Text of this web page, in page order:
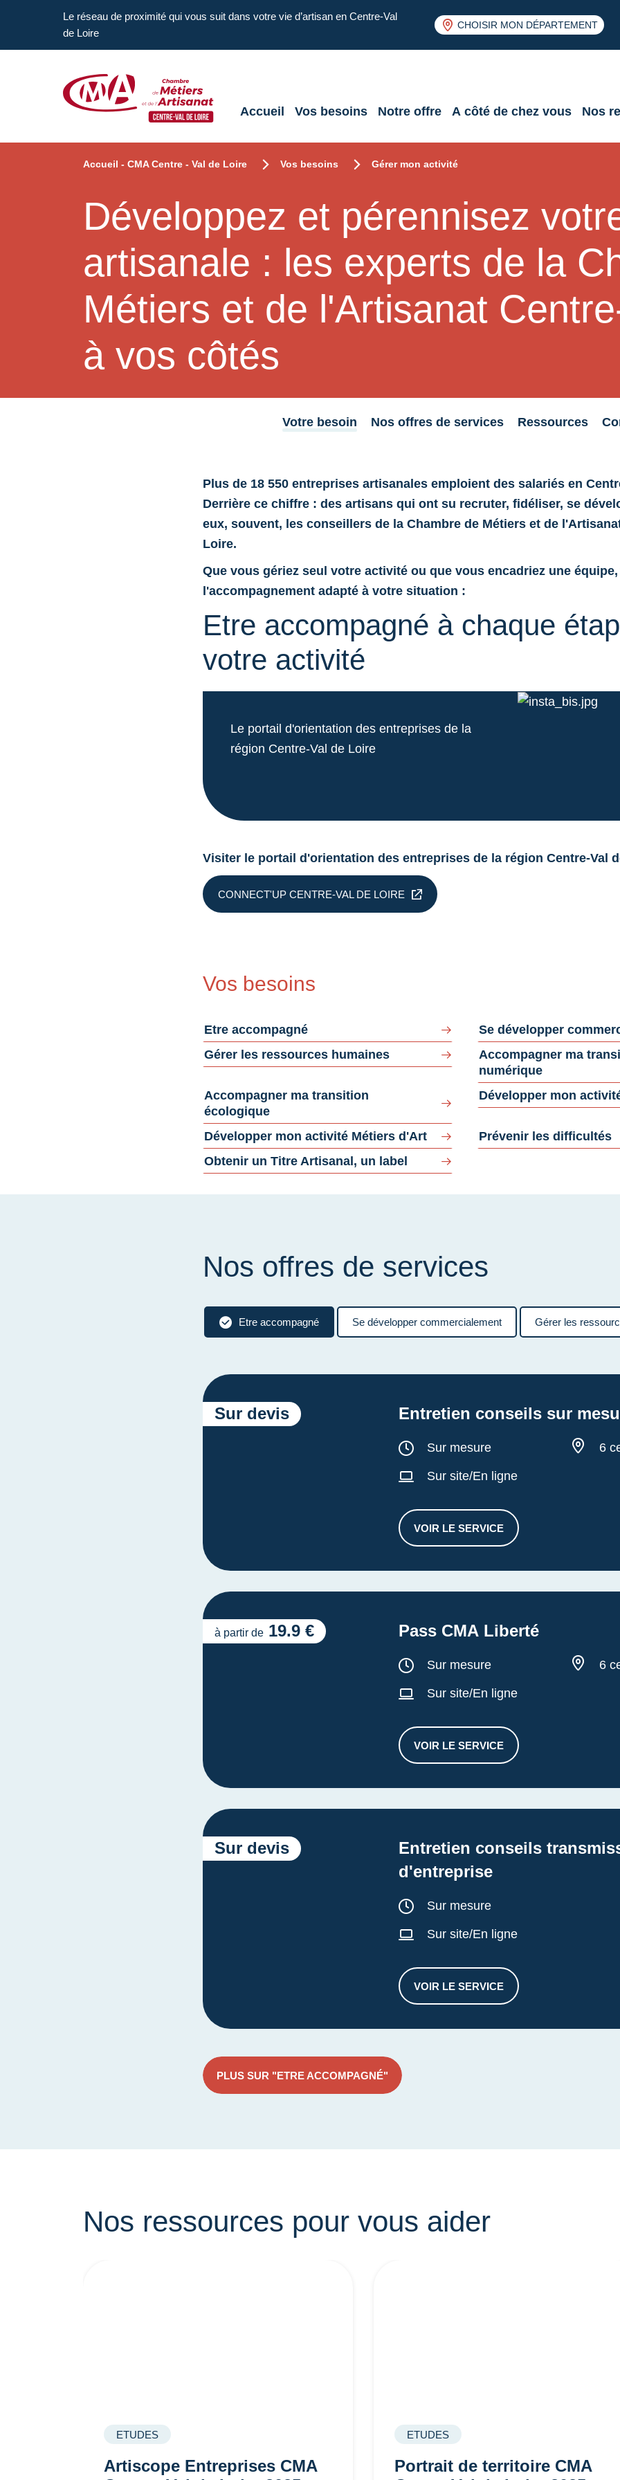
Aller en haut de page
Le réseau de proximité qui vous suit dans votre vie d’artisan en Centre-Val
de Loire
CHOISIR MON DÉPARTEMENT
Accueil Vos besoins Notre offre A côté de chez vous Nos
Accueil - CMA Centre - Val de Loire Vos besoins Gérer mon activité
Développez et pérennisez
artisanale : les experts de la
Métiers et de l'Artisanat
à vos côtés
Votre besoin Nos offres de services Ressources
Plus de 18 550 entreprises artisanales emploient des salariés en
Derrière ce chiffre : des artisans qui ont su recruter, fidéliser, se
eux, souvent, les conseillers de la Chambre de Métiers et de
Loire.
Que vous gériez seul votre activité ou que vous encadriez une
l'accompagnement adapté à votre situation :
Etre accompagné à chaque
votre activité
Le portail d'orientation des entreprises de la
région Centre-Val de Loire
Visiter le portail d'orientation des entreprises de la région Centre-Val
CONNECT'UP CENTRE-VAL DE LOIRE
Vos besoins
Etre accompagné
Se développer
Gérer les ressources humaines
Accompagner ma
numérique
Accompagner ma transition
écologique
Développer mon
Développer mon activité Métiers d'Art
Prévenir les difficultés
Obtenir un Titre Artisanal, un label
Nos offres de services
Etre accompagné Se développer commercialement Gérer les
Entretien conseils sur
Durée :
Sur mesure
Sur site/En ligne
6
VOIR LE SERVICEENTRETIEN CONSEILS SUR
Sur devis
Pass CMA Liberté
Durée :
Sur mesure
Sur site/En ligne
6
VOIR LE SERVICEPASS CMA LIBERTÉ
à partir de 19.9 €
Entretien conseils
d'entreprise
Durée :
Sur mesure
Sur site/En ligne
VOIR LE SERVICEENTRETIEN CONSEILS
Sur devis
PLUS SUR "ETRE ACCOMPAGNÉ"
Nos ressources pour vous aider
Artiscope Entreprises CMA
ETUDES
Portrait de territoire CMA
ETUDES